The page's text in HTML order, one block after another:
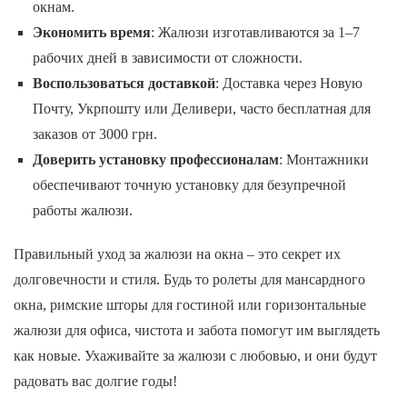
окнам.
Экономить время: Жалюзи изготавливаются за 1–7
рабочих дней в зависимости от сложности.
Воспользоваться доставкой: Доставка через Новую
Почту, Укрпошту или Деливери, часто бесплатная для
заказов от 3000 грн.
Доверить установку профессионалам: Монтажники
обеспечивают точную установку для безупречной
работы жалюзи.
Правильный уход за жалюзи на окна – это секрет их
долговечности и стиля. Будь то ролеты для мансардного
окна, римские шторы для гостиной или горизонтальные
жалюзи для офиса, чистота и забота помогут им выглядеть
как новые. Ухаживайте за жалюзи с любовью, и они будут
радовать вас долгие годы!